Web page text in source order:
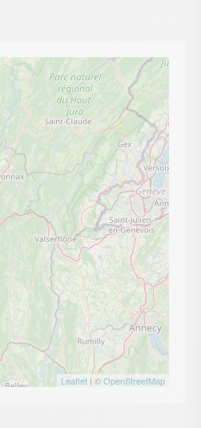
Leaflet | ©OpenStreetMap